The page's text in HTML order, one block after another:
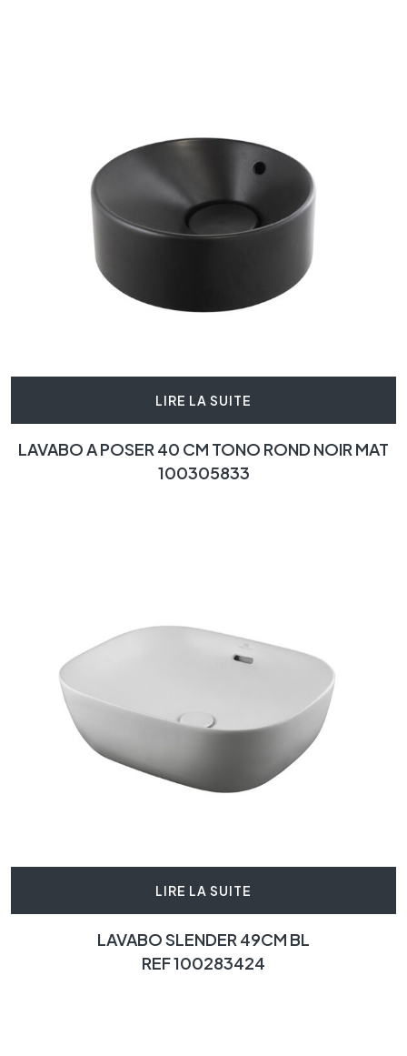
LIRE LA SUITE
LAVABO A POSER 40 CM TONO ROND NOIR MAT
100305833
LIRE LA SUITE
LAVABO SLENDER 49CM BL
REF 100283424